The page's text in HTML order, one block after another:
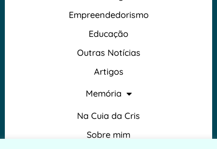
Empreendedorismo
Educação
Outras Notícias
Artigos
Memória
Na Cuia da Cris
Sobre mim